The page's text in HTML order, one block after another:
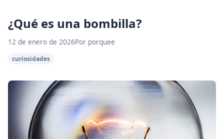
¿Qué es una bombilla?
12 de enero de 2026Por porquee
curiosidades